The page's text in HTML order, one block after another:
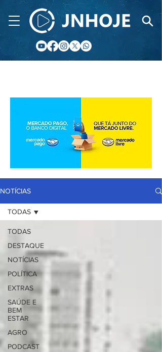
NOTÍCIAS
TODAS
DESTAQUE
NOTÍCIAS
POLÍTICA
EXTRAS
SAÚDE E
BEM
ESTAR
AGRO
PODCAST
TODAS